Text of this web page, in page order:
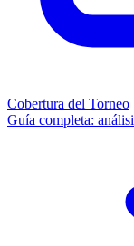
Cobertura del Torneo
Guía completa: